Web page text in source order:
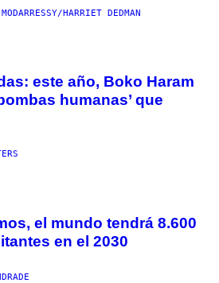
HARRIET DEDMAN
este año, Boko Haram
humanas’ que
el mundo tendrá 8.600
en el 2030